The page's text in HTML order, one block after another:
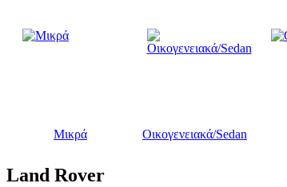
Μικρά Οικογενειακά/Sedan
Land Rover